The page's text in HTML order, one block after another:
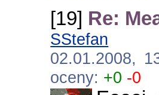
[19] Re:
SStefan
02.01.2008,
oceny: +0 -0